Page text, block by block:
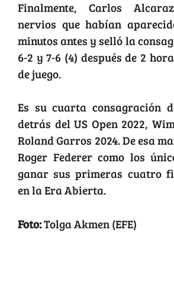
Finalmente, Carlos
nervios que habían
minutos antes y selló la
6-2 y 7-6 (4) después de 2
de juego.
Es su cuarta consagración
detrás del US Open 2022,
Roland Garros 2024. De esa
Roger Federer como los
ganar sus primeras cuatro
en la Era Abierta.
Foto:Tolga Akmen (EFE)